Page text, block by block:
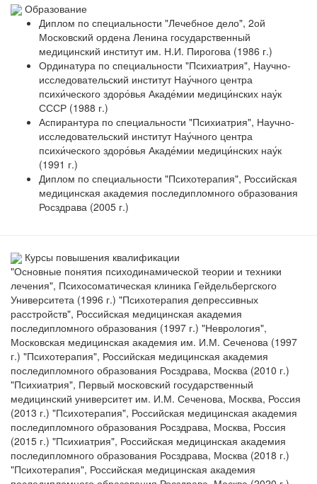
Образование
Диплом по специальности "Лечебное дело", 2ой
Московский ордена Ленина государственный
медицинский институт им. Н.И. Пирогова (1986 г.)
Ординатура по специальности "Психиатрия", Научно-
исследовательский институт Нау́чного центра
психи́ческого здоро́вья Акаде́мии медици́нских нау́к
СССР (1988 г.)
Аспирантура по специальности "Психиатрия", Научно-
исследовательский институт Нау́чного центра
психи́ческого здоро́вья Акаде́мии медици́нских нау́к
(1991 г.)
Диплом по специальности "Психотерапия", Российская
медицинская академия последипломного образования
Росздрава (2005 г.)
Курсы повышения квалификации
"Основные понятия психодинамической теории и техники
лечения", Психосоматическая клиника Гейдельбергского
Университета (1996 г.) "Психотерапия депрессивных
расстройств", Российская медицинская академия
последипломного образования (1997 г.) "Неврология",
Московская медицинская академия им. И.М. Сеченова (1997
г.) "Психотерапия", Российская медицинская академия
последипломного образования Росздрава, Москва (2010 г.)
"Психиатрия", Первый московский государственный
медицинский университет им. И.М. Сеченова, Москва, Россия
(2013 г.) "Психотерапия", Российская медицинская академия
последипломного образования Росздрава, Москва, Россия
(2015 г.) "Психиатрия", Российская медицинская академия
последипломного образования Росздрава, Москва (2018 г.)
"Психотерапия", Российская медицинская академия